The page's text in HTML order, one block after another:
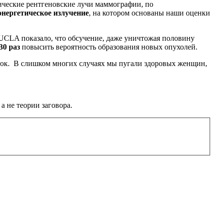
рентгеновские лучи маммографии, по
излучение, на котором основаны наши оценки
показало, что обсучение, даже уничтожая половину
раз повысить вероятность образования новых опухолей.
В слишком многих случаях мы пугали здоровых женщин,
не теории заговора.